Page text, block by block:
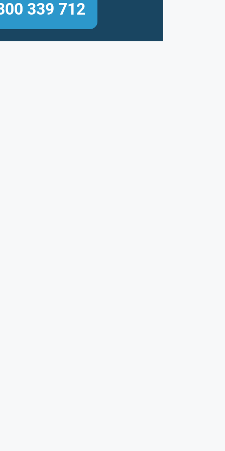
339 712